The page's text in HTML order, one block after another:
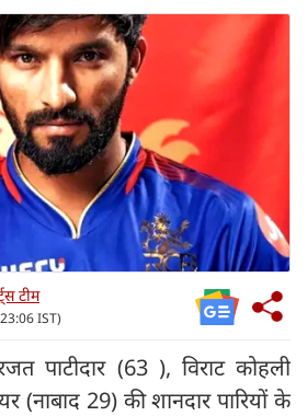
टीम
IST)
पाटीदार (63 ), विराट कोहली
29) की शानदार पारियों के